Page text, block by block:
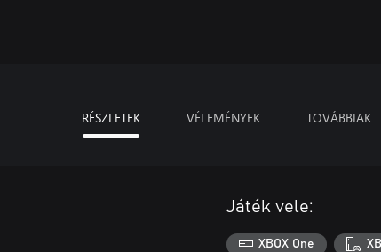
RÉSZLETEK VÉLEMÉNYEK TOVÁBBIAK
Játék vele:
XBOX One